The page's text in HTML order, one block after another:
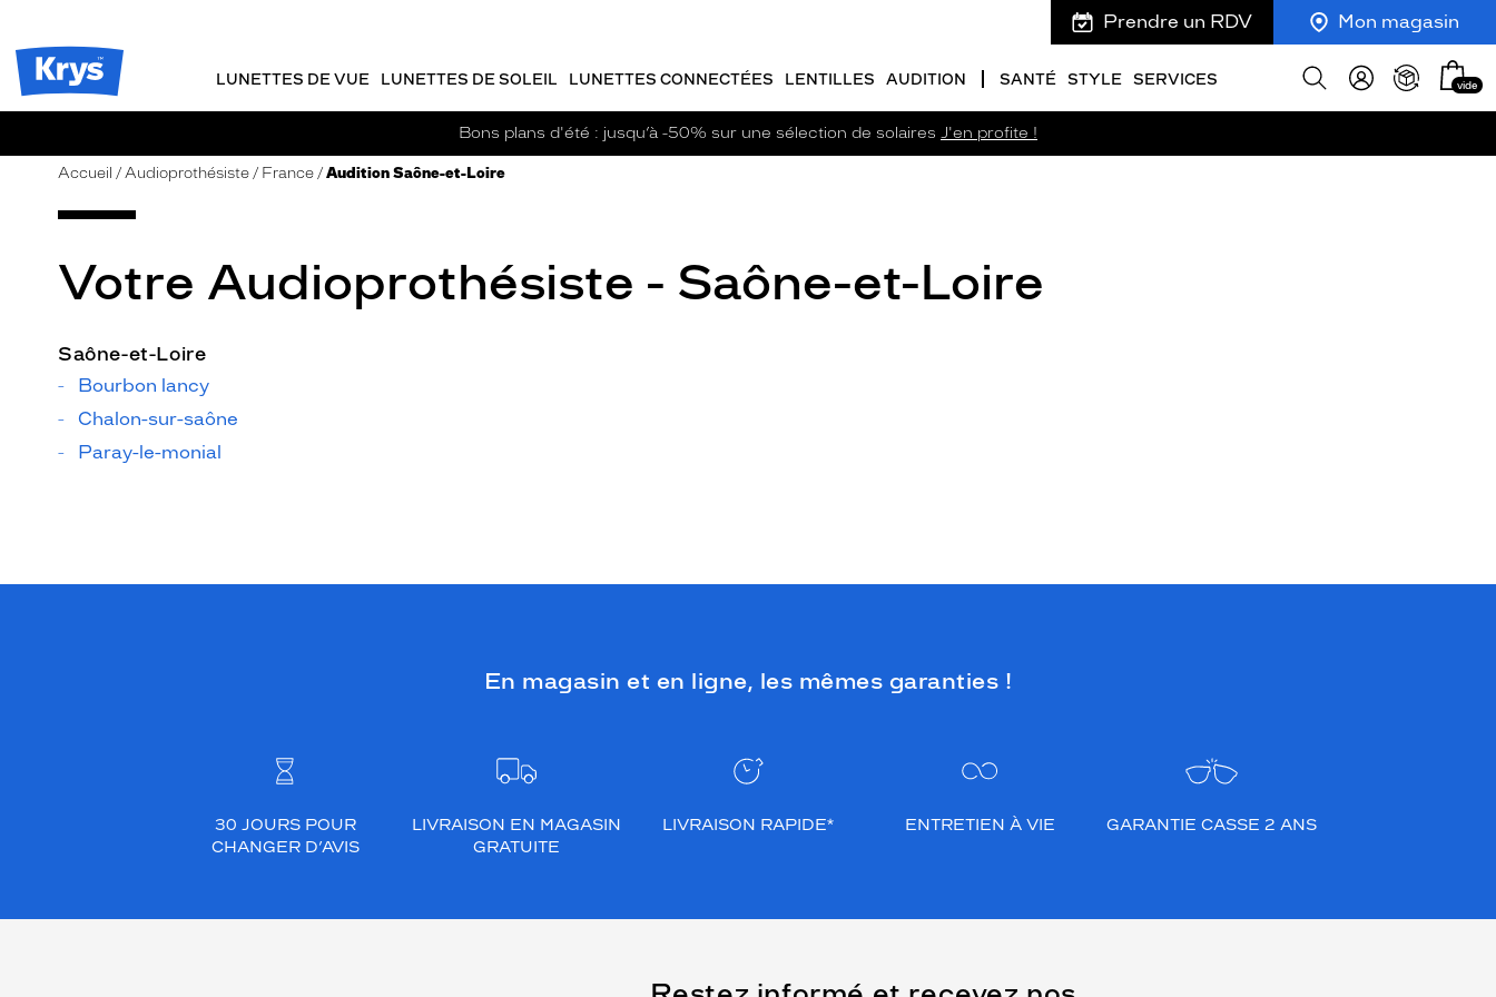
Opticien
Krys
Prendre un RDV Mon magasin
LUNETTES DE VUE LUNETTES DE SOLEIL LUNETTES CONNECTÉES LENTILLES AUDITION SANTÉ STYLE SERVICES
Afficher
Mon
panier
vide
Bons plans d'été : jusqu’à -50% sur une sélection de solaires J'en profite !
Accueil Audioprothésiste France Audition Saône-et-Loire
Votre Audioprothésiste - Saône-et-Loire
Saône-et-Loire
Bourbon lancy
Chalon-sur-saône
Paray-le-monial
En magasin et en ligne, les mêmes garanties !
30 JOURS POUR
CHANGER D’AVIS
LIVRAISON EN MAGASIN
GRATUITE
LIVRAISON RAPIDE* ENTRETIEN À VIE GARANTIE CASSE 2 ANS
(Ce